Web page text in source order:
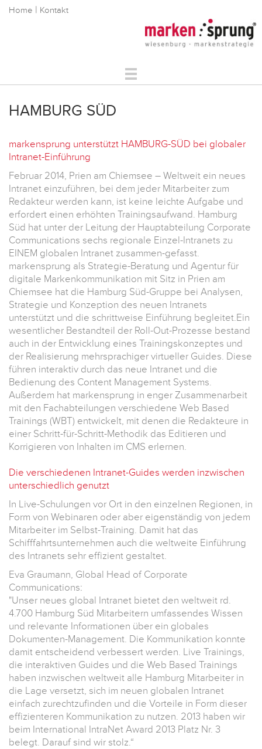
Markenkommunikation
Über Uns
Service
Home | Kontakt
HAMBURG SÜD
markensprung unterstützt HAMBURG-SÜD bei globaler
Intranet-Einführung
Februar 2014, Prien am Chiemsee – Weltweit ein neues
Intranet einzuführen, bei dem jeder Mitarbeiter zum
Redakteur werden kann, ist keine leichte Aufgabe und
erfordert einen erhöhten Trainingsaufwand. Hamburg
Süd hat unter der Leitung der Hauptabteilung Corporate
Communications sechs regionale Einzel-Intranets zu
EINEM globalen Intranet zusammen-gefasst.
markensprung als Strategie-Beratung und Agentur für
digitale Markenkommunikation mit Sitz in Prien am
Chiemsee hat die Hamburg Süd-Gruppe bei Analysen,
Strategie und Konzeption des neuen Intranets
unterstützt und die schrittweise Einführung begleitet.Ein
wesentlicher Bestandteil der Roll-Out-Prozesse bestand
auch in der Entwicklung eines Trainingskonzeptes und
der Realisierung mehrsprachiger virtueller Guides. Diese
führen interaktiv durch das neue Intranet und die
Bedienung des Content Management Systems.
Außerdem hat markensprung in enger Zusammenarbeit
mit den Fachabteilungen verschiedene Web Based
Trainings (WBT) entwickelt, mit denen die Redakteure in
einer Schritt-für-Schritt-Methodik das Editieren und
Korrigieren von Inhalten im CMS erlernen.
Die verschiedenen Intranet-Guides werden inzwischen
unterschiedlich genutzt
In Live-Schulungen vor Ort in den einzelnen Regionen, in
Form von Webinaren oder aber eigenständig von jedem
Mitarbeiter im Selbst-Training. Damit hat das
Schifffahrtsunternehmen auch die weltweite Einführung
des Intranets sehr effizient gestaltet.
Eva Graumann, Global Head of Corporate
Communications:
"Unser neues global Intranet bietet den weltweit rd.
4.700 Hamburg Süd Mitarbeitern umfassendes Wissen
und relevante Informationen über ein globales
Dokumenten-Management. Die Kommunikation konnte
damit entscheidend verbessert werden. Live Trainings,
die interaktiven Guides und die Web Based Trainings
haben inzwischen weltweit alle Hamburg Mitarbeiter in
die Lage versetzt, sich im neuen globalen Intranet
einfach zurechtzufinden und die Vorteile in Form dieser
effizienteren Kommunikation zu nutzen. 2013 haben wir
beim International IntraNet Award 2013 Platz Nr. 3
belegt. Darauf sind wir stolz.“